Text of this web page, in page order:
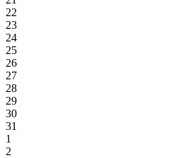
22
23
24
25
26
27
28
29
30
31
1
2